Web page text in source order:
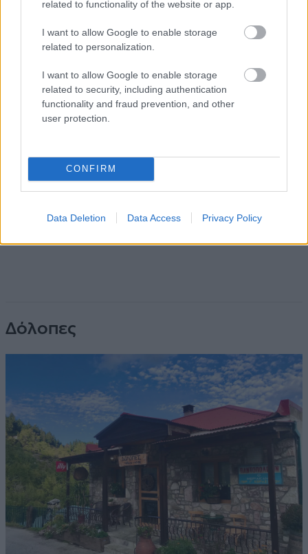
related to functionality of the website or app.
I want to allow Google to enable storage
related to personalization.
I want to allow Google to enable storage
related to security, including authentication
functionality and fraud prevention, and other
user protection.
CONFIRM
Data Deletion Data Access Privacy Policy
Δόλοπες